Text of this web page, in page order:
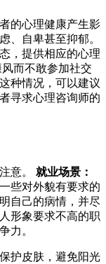
的心理健康产生影
、自卑甚至抑郁。
，提供相应的心理
而不敢参加社交
种情况，可以建议
寻求心理咨询师的
意。 就业场景：
些对外貌有要求的
自己的病情，并尽
形象要求不高的职
力。
护皮肤，避免阳光